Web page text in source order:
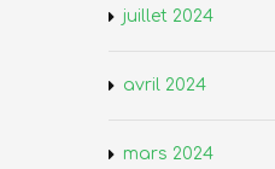
juillet 2024
avril 2024
mars 2024